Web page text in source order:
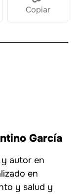
Copiar
García
autor en
en
y salud y